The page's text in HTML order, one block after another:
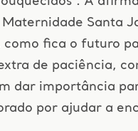
Santa
como fica o futuro
de paciência,
dar importância
por ajudar a